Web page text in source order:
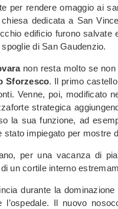
per rendere omaggio ai
dedicata a San
edificio furono
di San Gaudenzio.
non resta molto se non
Sforzesco. Il primo
Venne, poi, modificato
strategica
la sua funzione, ad
stato impiegato per mostre
per una vacanza di
un cortile interno
durante la
Il nuovo